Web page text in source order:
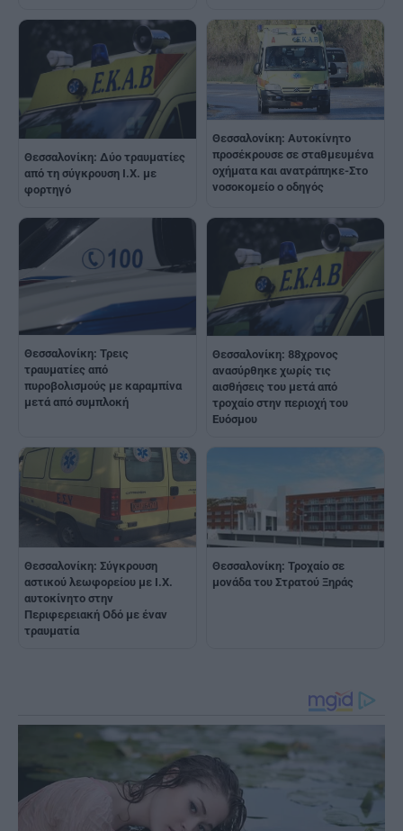
Θεσσαλονίκη: Δύο τραυματίες
από τη σύγκρουση Ι.Χ. με
φορτηγό
Θεσσαλονίκη: Αυτοκίνητο
προσέκρουσε σε σταθμευμένα
οχήματα και ανατράπηκε-Στο
νοσοκομείο ο οδηγός
Θεσσαλονίκη: Τρεις
τραυματίες από
πυροβολισμούς με καραμπίνα
μετά από συμπλοκή
Θεσσαλονίκη: 88χρονος
ανασύρθηκε χωρίς τις
αισθήσεις του μετά από
τροχαίο στην περιοχή του
Ευόσμου
Θεσσαλονίκη: Σύγκρουση
αστικού λεωφορείου με Ι.Χ.
αυτοκίνητο στην
Περιφερειακή Οδό με έναν
τραυματία
Θεσσαλονίκη: Τροχαίο σε
μονάδα του Στρατού Ξηράς